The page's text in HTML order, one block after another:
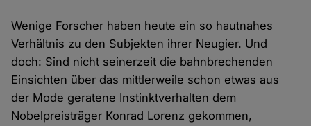
Wenige Forscher haben heute ein so hautnahes
Verhältnis zu den Subjekten ihrer Neugier. Und
doch: Sind nicht seinerzeit die bahnbrechenden
Einsichten über das mittlerweile schon etwas aus
der Mode geratene Instinktverhalten dem
Nobelpreisträger Konrad Lorenz gekommen,